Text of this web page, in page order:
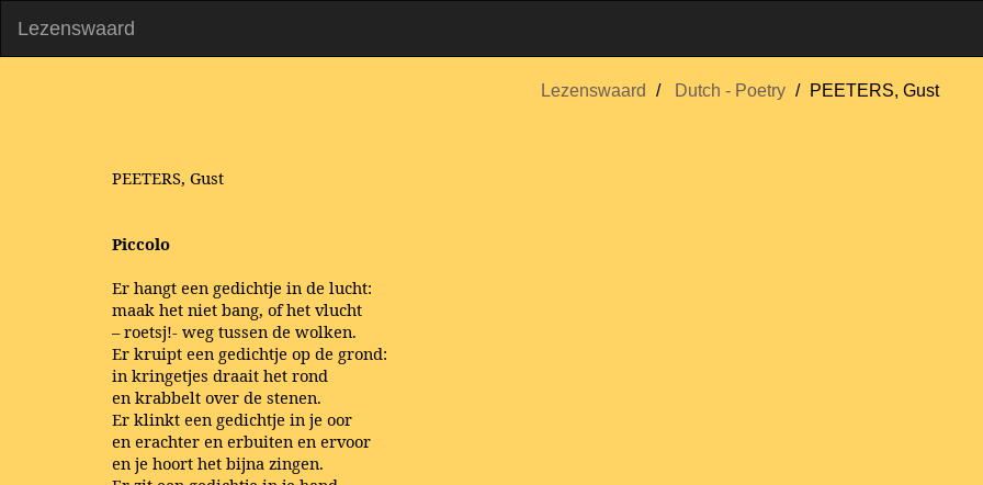
Lezenswaard
Lezenswaard Dutch - Poetry PEETERS, Gust
PEETERS, Gust
Piccolo
Er hangt een gedichtje in de lucht:
maak het niet bang, of het vlucht
– roetsj!- weg tussen de wolken.
Er kruipt een gedichtje op de grond:
in kringetjes draait het rond
en krabbelt over de stenen.
Er klinkt een gedichtje in je oor
en erachter en erbuiten en ervoor
en je hoort het bijna zingen.